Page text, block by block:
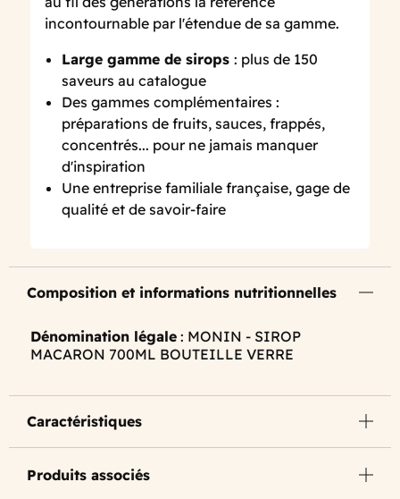
incontournable par l'étendue de sa gamme.
Large gamme de sirops: plus de 150
saveurs au catalogue
Des gammes complémentaires :
préparations de fruits, sauces, frappés,
concentrés... pour ne jamais manquer
d'inspiration
Une entreprise familiale française, gage de
qualité et de savoir-faire
Composition et informations nutritionnelles
Dénomination légale : MONIN - SIROP
MACARON 700ML BOUTEILLE VERRE
Caractéristiques
Produits associés